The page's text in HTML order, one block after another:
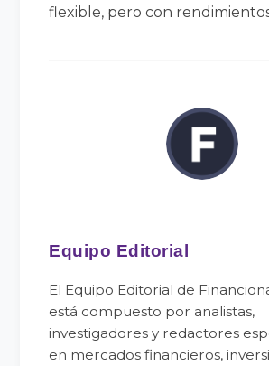
flexible, pero con
Equipo Editorial
El Equipo Editorial de
está compuesto por analistas,
investigadores y redactores
en mercados financieros,